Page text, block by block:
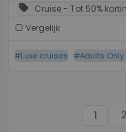
sell Cruise - Tot 50%
Vergelijk
#Luxe cruises #Adults Only
1 2